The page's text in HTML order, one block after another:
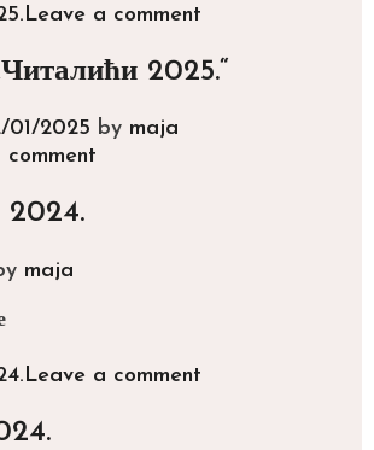
ТИМА
Leave a comment
2025.“
01/2025 by maja
2024.
maja
Leave a comment